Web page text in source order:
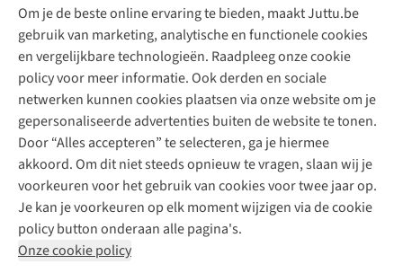
Om je de beste online ervaring te bieden, maakt Juttu.be
gebruik van marketing, analytische en functionele cookies
en vergelijkbare technologieën. Raadpleeg onze cookie
policy voor meer informatie. Ook derden en sociale
netwerken kunnen cookies plaatsen via onze website om je
gepersonaliseerde advertenties buiten de website te tonen.
Door “Alles accepteren” te selecteren, ga je hiermee
akkoord. Om dit niet steeds opnieuw te vragen, slaan wij je
voorkeuren voor het gebruik van cookies voor twee jaar op.
Je kan je voorkeuren op elk moment wijzigen via de cookie
policy button onderaan alle pagina's.
Onze cookie policy
10% studentenkorting
Klarna - achteraf betalen
Levering
Retourneren
Bestelling herroepen
Garantie
Contact
Kledingatelier
Personal shopping
Textielbox
Events / workshops
Juttu
Over ons
Juttu Friends
Inspiratie
Werken bij Juttu
Onze winkels
De wereld van Juttu
Verantwoord ondernemen
Toegankelijkheidsverklaring
Merken
Nathalie Vleeschouwer
Selected dames
HKLiving
Dickies
Sessùn
Strom
O My Bag
Revolution
Meld je aan voor de nieuwsbrief
Follow us